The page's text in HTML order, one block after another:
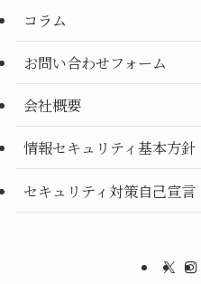
コラム
お問い合わせフォーム
会社概要
情報セキュリティ基本方針
セキュリティ対策自己宣言